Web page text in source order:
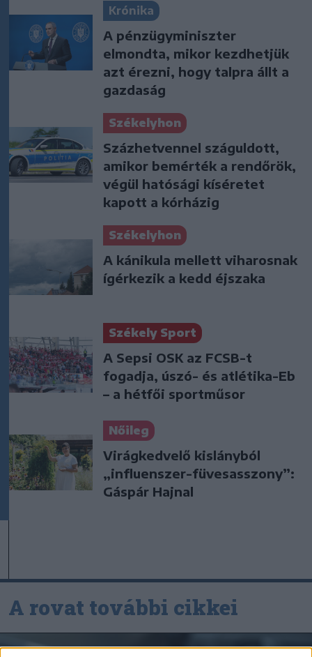
Krónika
A pénzügyminiszter
elmondta, mikor kezdhetjük
azt érezni, hogy talpra állt a
gazdaság
Székelyhon
Százhetvennel száguldott,
amikor bemérték a rendőrök,
végül hatósági kíséretet
kapott a kórházig
Székelyhon
A kánikula mellett viharosnak
ígérkezik a kedd éjszaka
Székely Sport
A Sepsi OSK az FCSB-t
fogadja, úszó- és atlétika-Eb
– a hétfői sportműsor
Nőileg
Virágkedvelő kislányból
„influenszer-füvesasszony”:
Gáspár Hajnal
A rovat további cikkei